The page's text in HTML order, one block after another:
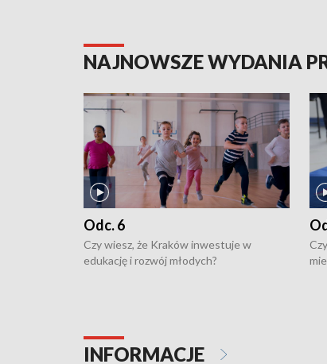
NAJNOWSZE WYDANIA
Odc. 6
Czy wiesz, że Kraków inwestuje w
edukację i rozwój młodych?
INFORMACJE